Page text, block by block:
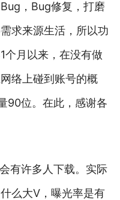
，Bug修复，打磨
求来源生活，所以功
个月以来，在没有做
络上碰到账号的概
90位。在此，感谢各
有许多人下载。实际
么大V，曝光率是有